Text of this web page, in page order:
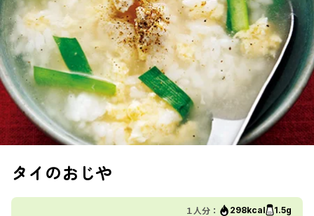
タイのおじや
１人分： 298kcal 1.5g